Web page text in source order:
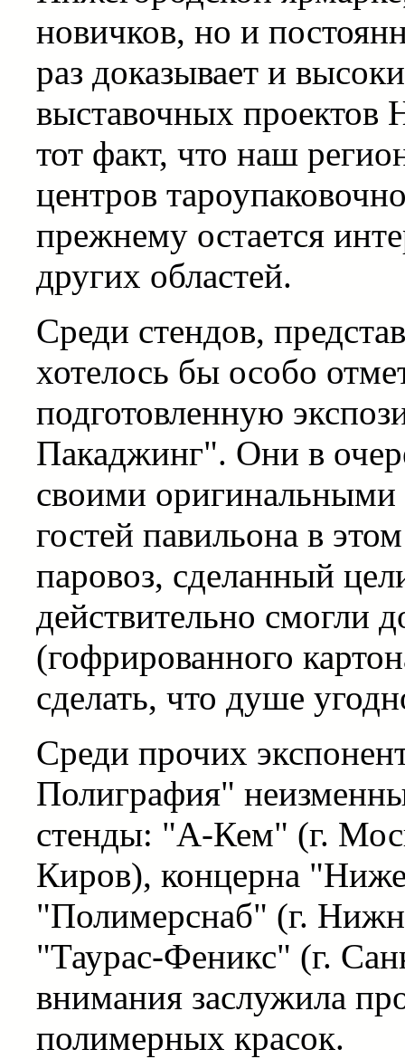
новичков, но и
раз доказывает и
выставочных проектов
тот факт, что наш
центров
прежнему остается
других областей.
Среди стендов,
хотелось бы особо
подготовленную
Пакаджинг". Они в
своими оригинальными
гостей павильона в
паровоз, сделанный
действительно смогли
(гофрированного
сделать, что душе
Среди прочих
Полиграфия"
стенды: "А-Кем" (г.
Киров), концерна
"Полимерснаб" (г.
"Таурас-Феникс" (г.
внимания заслужила
полимерных красок.